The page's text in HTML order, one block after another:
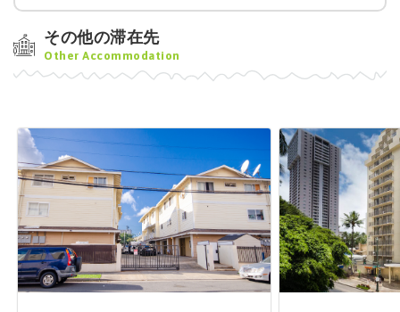
その他の滞在先
Other Accommodation